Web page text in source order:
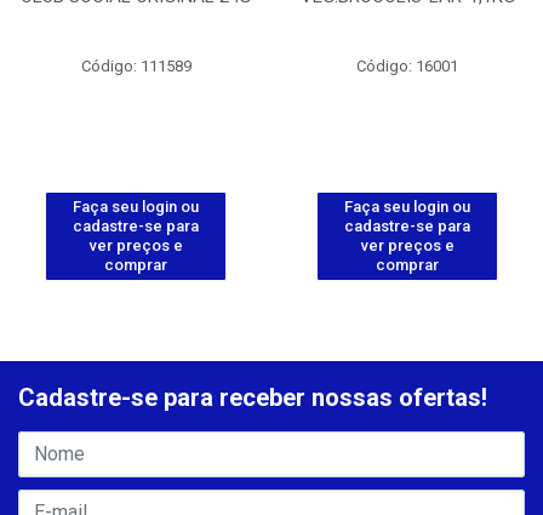
Código: 111589
Faça seu login ou
cadastre-se para
ver preços e
comprar
Código: 16001
Faça seu login ou
cadastre-se para
ver preços e
comprar
Cadastre-se para receber nossas ofertas!